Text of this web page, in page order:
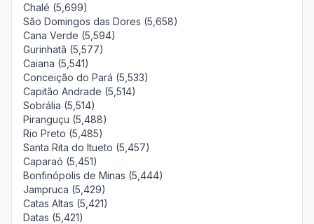
Chalé (5,699)
São Domingos das Dores (5,658)
Cana Verde (5,594)
Gurinhatã (5,577)
Caiana (5,541)
Conceição do Pará (5,533)
Capitão Andrade (5,514)
Sobrália (5,514)
Piranguçu (5,488)
Rio Preto (5,485)
Santa Rita do Itueto (5,457)
Caparaó (5,451)
Bonfinópolis de Minas (5,444)
Jampruca (5,429)
Catas Altas (5,421)
Datas (5,421)